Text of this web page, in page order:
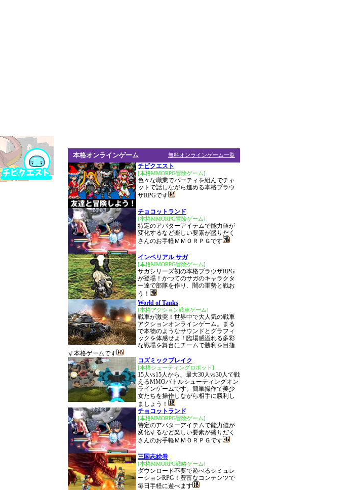
無料オンラインゲーム一覧
本格オンラインゲーム
チビクエスト
[本格MMORPG冒険ゲーム]
色々な職業でパーティを組んでチャ
ットで話しながら進める本格ブラウ
ザRPGです
チョコットランド
[本格MMORPG冒険ゲーム]
特定のアバターアイテムで能力値が
変化するなど楽しい要素が盛りだく
さんのお手軽ＭＭＯＲＰＧです
インペリアル サガ
[本格MMORPG冒険ゲーム]
サガシリーズ初の本格ブラウザRPG
が登場！かつてのサガのキャラクタ
ー達で部隊を作り、闇の軍勢と戦お
う！
World of Tanks
[本格アクション戦車ゲーム]
戦車が激突！世界中で大人気の戦車
アクションオンラインゲーム。まる
で本物のようなサウンドとグラフィ
ックを体感せよ！臨場感溢れる多彩
な戦場を舞台にチームで勝利を目指
す本格ゲームです
コズミックブレイク
[本格シューティングロボット]
15人vs15人から、最大30人vs30人で戦
えるMMOバトルシューティングオン
ラインゲームです。簡単操作で美少
女たちを操作しながら相手に勝利し
ましょう！
チョコットランド
[本格MMORPG冒険ゲーム]
特定のアバターアイテムで能力値が
変化するなど楽しい要素が盛りだく
さんのお手軽ＭＭＯＲＰＧです
三国志絵巻
[本格MMORPG戦略ゲーム]
ダウンロード不要で遊べるシミュレ
ーションRPG！豊富なコンテンツで
毎日手軽に遊べます